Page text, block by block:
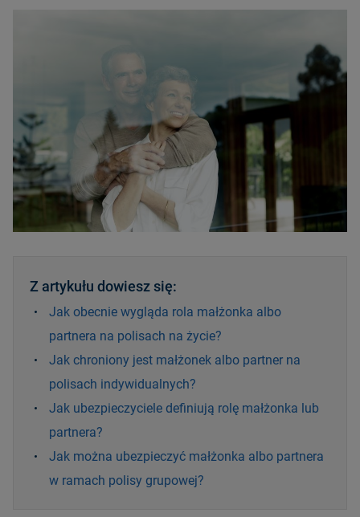
Z artykułu dowiesz się:
Jak obecnie wygląda rola małżonka albo
partnera na polisach na życie?
Jak chroniony jest małżonek albo partner na
polisach indywidualnych?
Jak ubezpieczyciele definiują rolę małżonka lub
partnera?
Jak można ubezpieczyć małżonka albo partnera
w ramach polisy grupowej?